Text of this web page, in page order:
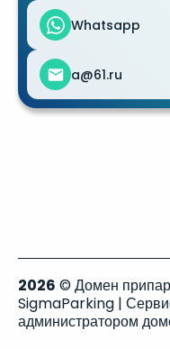
Whatsapp
a@61.ru
2026 © Домен
SigmaParking |
администратором